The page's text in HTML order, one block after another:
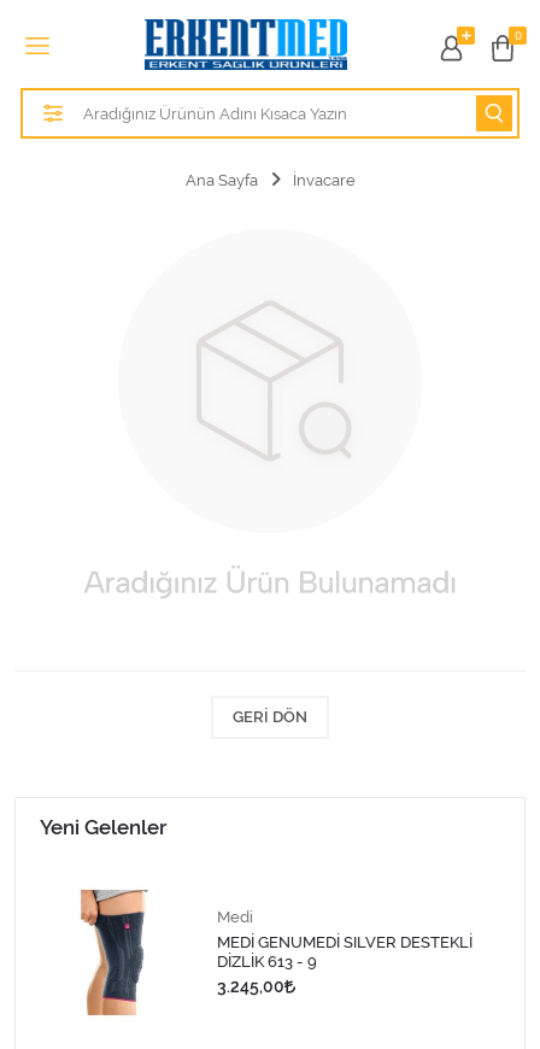
0
Tüm Kategoriler
Alezler
Sarf Malzemeleri
Sarf Malzemeleri
Ana Sayfa İnvacare
GERI DÖN
Yeni Gelenler
Medi
MEDİ GENUMEDİ SILVER DESTEKLİ
DİZLİK 613 - 9
3.245,00